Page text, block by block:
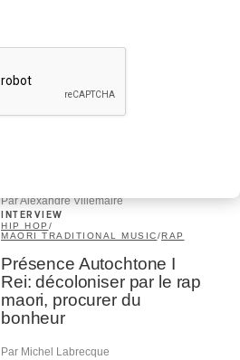
Valérie Milot – Ravel
Par Frédéric Cardin
Par Alexandre Villemaire
INTERVIEW
HIP HOP /
MAORI TRADITIONAL MUSIC/RAP
Présence Autochtone I
Rei: décoloniser par le rap
maori, procurer du
bonheur
Par Michel Labrecque